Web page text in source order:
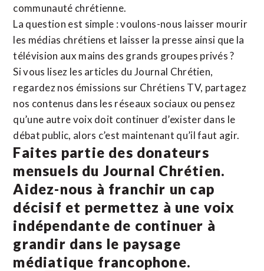
communauté chrétienne.
La question est simple : voulons-nous laisser mourir
les médias chrétiens et laisser la presse ainsi que la
télévision aux mains des grands groupes privés ?
Si vous lisez les articles du Journal Chrétien,
regardez nos émissions sur Chrétiens TV, partagez
nos contenus dans les réseaux sociaux ou pensez
qu’une autre voix doit continuer d’exister dans le
débat public, alors c’est maintenant qu’il faut agir.
Faites partie des donateurs
mensuels du Journal Chrétien.
Aidez-nous à franchir un cap
décisif et permettez à une voix
indépendante de continuer à
grandir dans le paysage
médiatique francophone.